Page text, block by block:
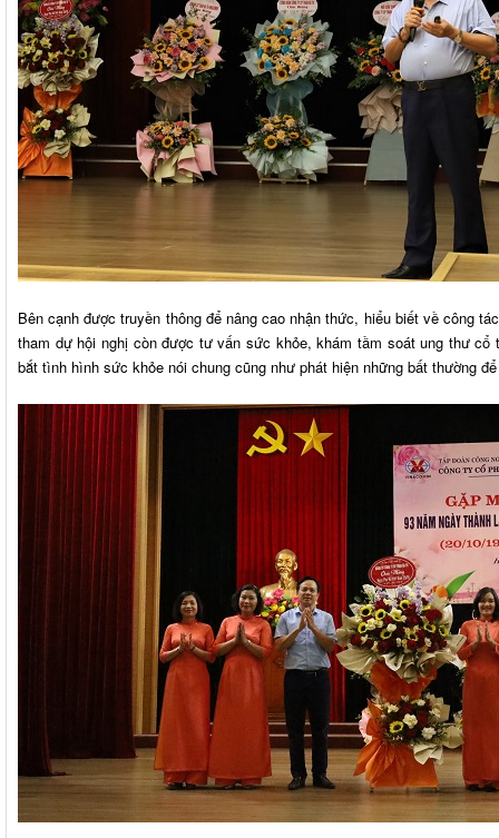
Bên cạnh được truyền thông để nâng cao nhận thức, hiểu biết về công
tham dự hội nghị còn được tư vấn sức khỏe, khám tầm soát ung thư
bắt tình hình sức khỏe nói chung cũng như phát hiện những bất thường